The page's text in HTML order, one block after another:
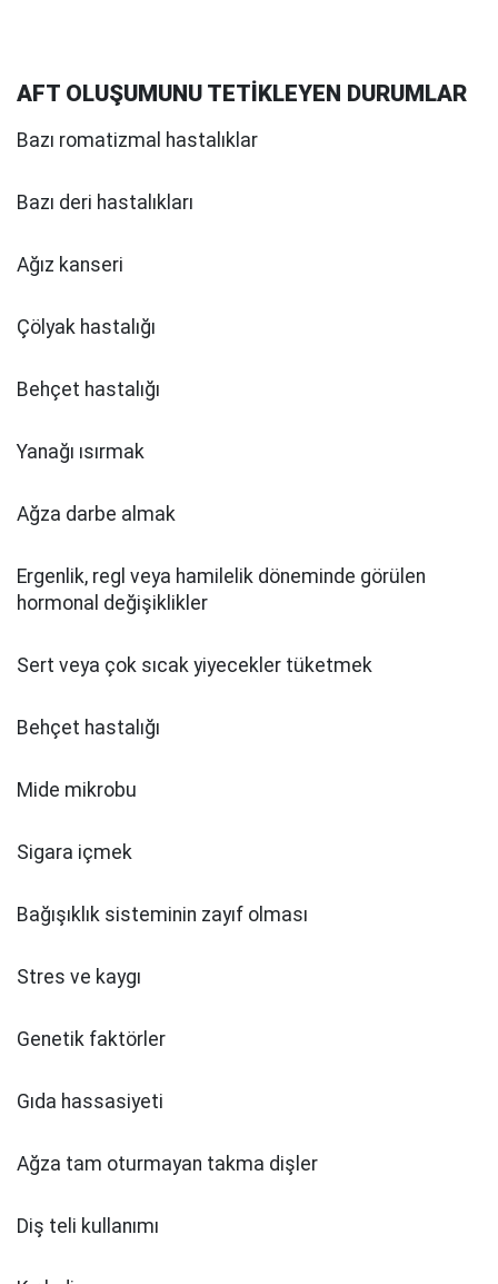
AFT OLUŞUMUNU TETİKLEYEN DURUMLAR
Bazı romatizmal hastalıklar
Bazı deri hastalıkları
Ağız kanseri
Çölyak hastalığı
Behçet hastalığı
Yanağı ısırmak
Ağza darbe almak
Ergenlik, regl veya hamilelik döneminde görülen
hormonal değişiklikler
Sert veya çok sıcak yiyecekler tüketmek
Behçet hastalığı
Mide mikrobu
Sigara içmek
Bağışıklık sisteminin zayıf olması
Stres ve kaygı
Genetik faktörler
Gıda hassasiyeti
Ağza tam oturmayan takma dişler
Diş teli kullanımı